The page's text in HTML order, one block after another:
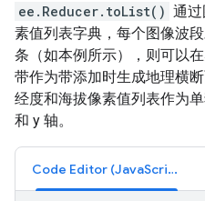
ee.Reducer.toList() 通
素值列表字典，每个图像波
条（如本例所示），则可以
带作为带添加时生成地理横
经度和海拔像素值列表作为
和 y 轴。
Code Editor (JavaScript)